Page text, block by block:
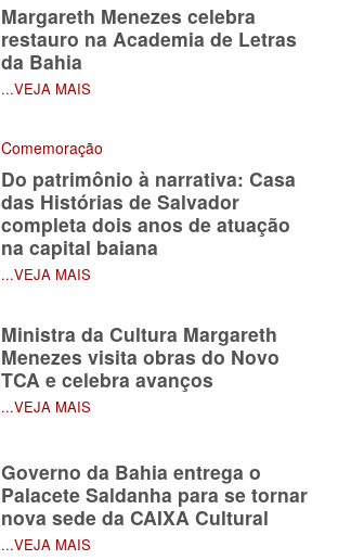
Margareth Menezes celebra
restauro na Academia de Letras
da Bahia
...VEJA MAIS
Comemoração
Do patrimônio à narrativa: Casa
das Histórias de Salvador
completa dois anos de atuação
na capital baiana
...VEJA MAIS
Ministra da Cultura Margareth
Menezes visita obras do Novo
TCA e celebra avanços
...VEJA MAIS
Governo da Bahia entrega o
Palacete Saldanha para se tornar
nova sede da CAIXA Cultural
...VEJA MAIS